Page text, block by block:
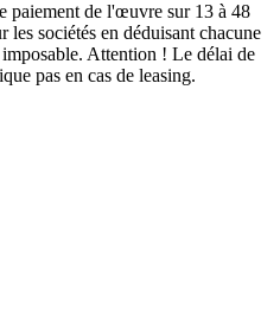
paiement de l'œuvre sur 13 à 48
sociétés en déduisant chacune
Attention ! Le délai de
pas en cas de leasing.